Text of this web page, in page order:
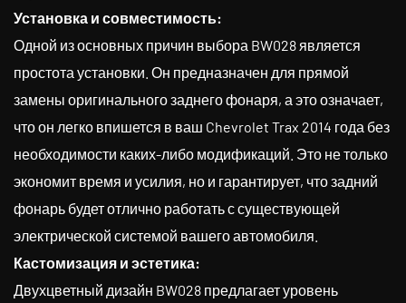
Установка и совместимость:
Одной из основных причин выбора BW028 является
простота установки. Он предназначен для прямой
замены оригинального заднего фонаря, а это означает,
что он легко впишется в ваш Chevrolet Trax 2014 года без
необходимости каких-либо модификаций. Это не только
экономит время и усилия, но и гарантирует, что задний
фонарь будет отлично работать с существующей
электрической системой вашего автомобиля.
Кастомизация и эстетика:
Двухцветный дизайн BW028 предлагает уровень